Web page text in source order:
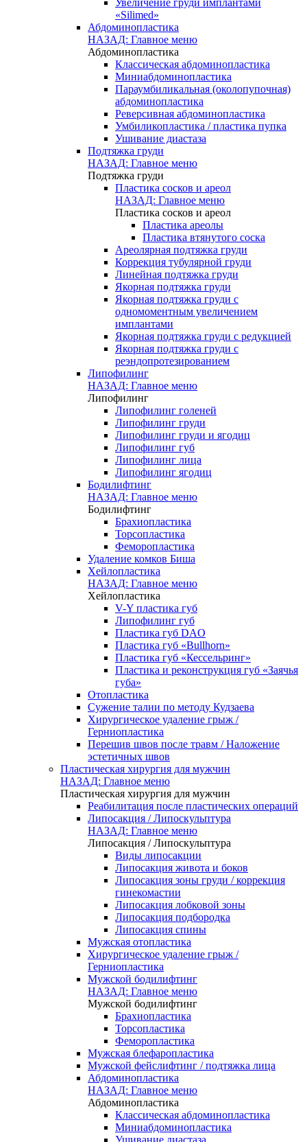
Увеличение груди имплантами
«Silimed»
Абдоминопластика
НАЗАД: Главное меню
Абдоминопластика
Классическая абдоминопластика
Миниабдоминопластика
Параумбиликальная (околопупочная)
абдоминопластика
Реверсивная абдоминопластика
Умбиликопластика / пластика пупка
Ушивание диастаза
Подтяжка груди
НАЗАД: Главное меню
Подтяжка груди
Пластика сосков и ареол
НАЗАД: Главное меню
Пластика сосков и ареол
Пластика ареолы
Пластика втянутого соска
Ареолярная подтяжка груди
Коррекция тубулярной груди
Линейная подтяжка груди
Якорная подтяжка груди
Якорная подтяжка груди с
одномоментным увеличением
имплантами
Якорная подтяжка груди с редукцией
Якорная подтяжка груди с
реэндопротезированием
Липофилинг
НАЗАД: Главное меню
Липофилинг
Липофилинг голеней
Липофилинг груди
Липофилинг груди и ягодиц
Липофилинг губ
Липофилинг лица
Липофилинг ягодиц
Бодилифтинг
НАЗАД: Главное меню
Бодилифтинг
Брахиопластика
Торсопластика
Феморопластика
Удаление комков Биша
Хейлопластика
НАЗАД: Главное меню
Хейлопластика
V-Y пластика губ
Липофилинг губ
Пластика губ DAO
Пластика губ «Bullhorn»
Пластика губ «Кессельринг»
Пластика и реконструкция губ «Заячья
губа»
Отопластика
Сужение талии по методу Кудзаева
Хирургическое удаление грыж /
Герниопластика
Перешив швов после травм / Наложение
эстетичных швов
Пластическая хирургия для мужчин
НАЗАД: Главное меню
Пластическая хирургия для мужчин
Реабилитация после пластических операций
Липосакция / Липоскульптура
НАЗАД: Главное меню
Липосакция / Липоскульптура
Виды липосакции
Липосакция живота и боков
Липосакция зоны груди / коррекция
гинекомастии
Липосакция лобковой зоны
Липосакция подбородка
Липосакция спины
Мужская отопластика
Хирургическое удаление грыж /
Герниопластика
Мужской бодилифтинг
НАЗАД: Главное меню
Мужской бодилифтинг
Брахиопластика
Торсопластика
Феморопластика
Мужская блефаропластика
Мужской фейслифтинг / подтяжка лица
Абдоминопластика
НАЗАД: Главное меню
Абдоминопластика
Классическая абдоминопластика
Миниабдоминопластика
Ушивание диастаза